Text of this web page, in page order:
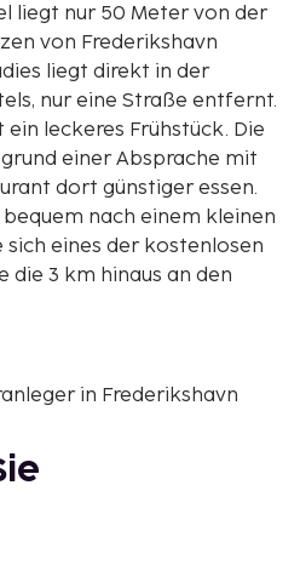
liegt nur 50 Meter von der
von Frederikshavn
liegt direkt in der
nur eine Straße entfernt.
leckeres Frühstück. Die
einer Absprache mit
dort günstiger essen.
nach einem kleinen
sich eines der kostenlosen
die 3 km hinaus an den
in Frederikshavn